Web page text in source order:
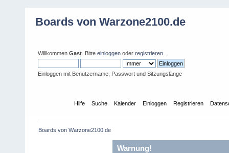
Boards von Warzone2100.de
Willkommen Gast . Bitte einloggen oder registrieren
Einloggen mit Benutzername, Passwort und Sitzungslänge
Hilfe Suche Kalender Einloggen Registrieren
Boards von Warzone2100.de
Warnung!